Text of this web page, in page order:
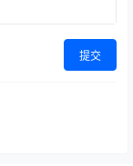
提交